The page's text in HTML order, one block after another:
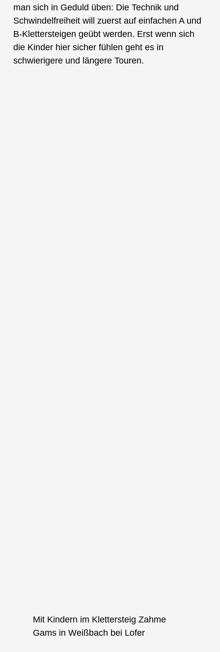
man sich in Geduld üben: Die Technik und
Schwindelfreiheit will zuerst auf einfachen A und
B-Klettersteigen geübt werden. Erst wenn sich
die Kinder hier sicher fühlen geht es in
schwierigere und längere Touren.
Mit Kindern im Klettersteig Zahme
Gams in Weißbach bei Lofer